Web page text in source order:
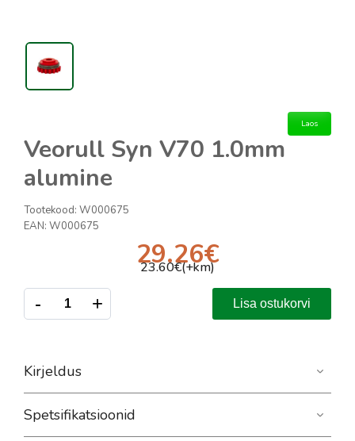
Laos
Veorull Syn V70 1.0mm
alumine
Tootekood: W000675
EAN: W000675
29.26€
23.60€(+km)
- + Lisa ostukorvi
Kirjeldus
Spetsifikatsioonid